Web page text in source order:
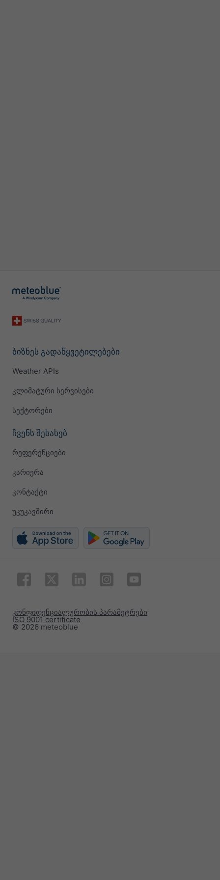
ბიზნეს გადაწყვეტილებები
Weather APIs
კლიმატური სერვისები
სექტორები
ჩვენს შესახებ
რეფერენციები
კარიერა
კონტაქტი
უკუკავშირი
© 2026 meteoblue
ISO 9001 certificate
კონფიდენციალურობის პარამეტრები